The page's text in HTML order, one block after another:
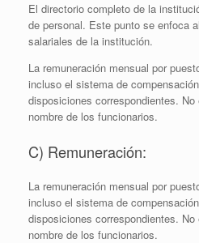
El directorio completo de la
de personal. Este punto se enfoca
salariales de la institución.
La remuneración mensual por
incluso el sistema de
disposiciones correspondientes.
nombre de los funcionarios.
C) Remuneración:
La remuneración mensual por
incluso el sistema de
disposiciones correspondientes.
nombre de los funcionarios.